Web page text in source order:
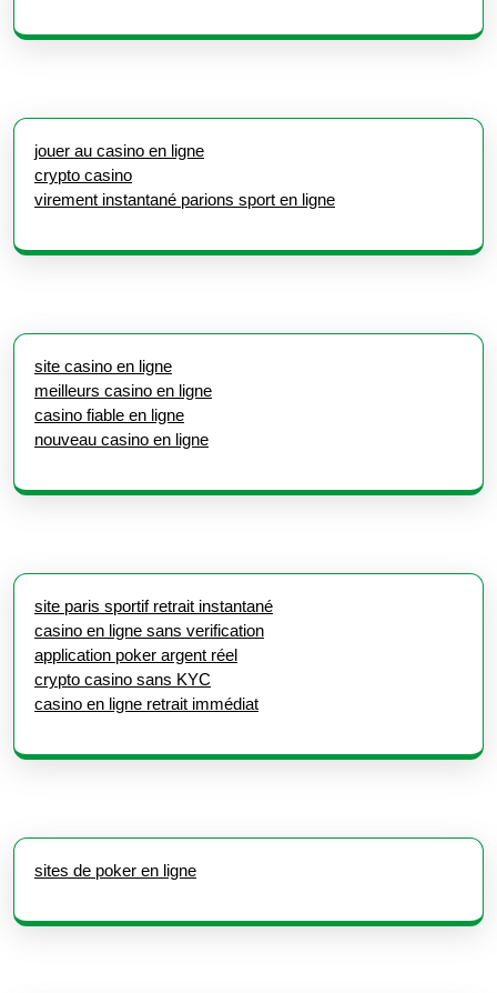
jouer au casino en ligne
crypto casino
virement instantané parions sport en ligne
site casino en ligne
meilleurs casino en ligne
casino fiable en ligne
nouveau casino en ligne
site paris sportif retrait instantané
casino en ligne sans verification
application poker argent réel
crypto casino sans KYC
casino en ligne retrait immédiat
sites de poker en ligne